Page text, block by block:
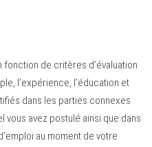
de critères d’évaluation
l’expérience, l’éducation et
dans les parties connexes
vous avez postulé ainsi que dans
au moment de votre